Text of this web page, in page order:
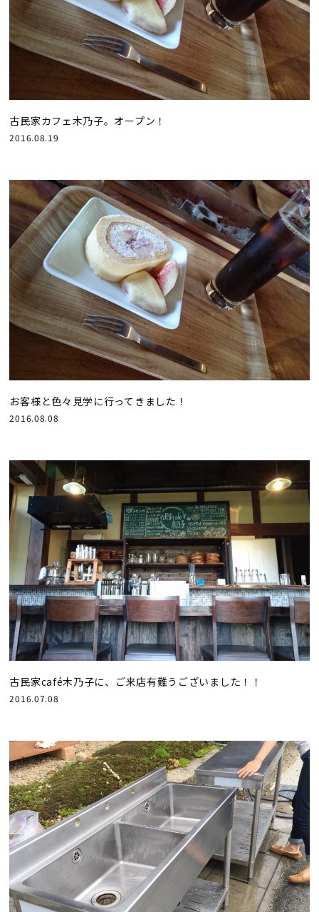
古民家カフェ木乃子。オープン！
2016.08.19
お客様と色々見学に行ってきました！
2016.08.08
古民家café木乃子に、ご来店有難うございました！！
2016.07.08